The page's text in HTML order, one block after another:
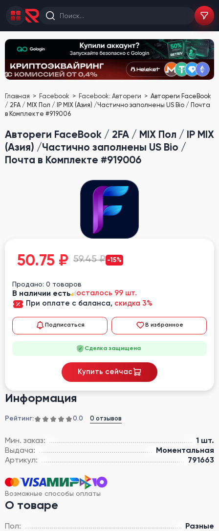
Главная Facebook Facebook: Автореги
Автореги FaceBook
/ 2FA / MIX Пол / IP MIX (Азия) /Частично заполнены US Bio / Почта
в Комплекте #919006
Автореги FaceBook / 2FA / MIX Пол / IP MIX
(Азия) /Частично заполнены US Bio /
Почта в Комплекте #919006
Информация
Рейтинг: 0.0 0 отзывов
Мин. заказ:
1 шт.
Выдача:
Моментальная
Артикул:
791663
Возможные способы оплаты
О товаре
Пол:
Разные
50.75 ₽ 59.45 ₽ -15%
Продано: 0 товаров
В наличии есть
осталось 99 шт.
При оплате с баланса, скидка 3%
Подписаться В избранное
Сделка защищена
Купить сейчас